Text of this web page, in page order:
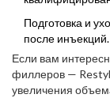
Подготовка и
после инъекций.
Если вам
филлеров —
увеличения